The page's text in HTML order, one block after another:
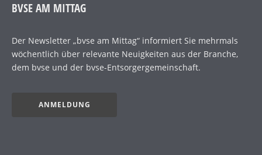
BVSE AM MITTAG
Der Newsletter „bvse am Mittag“ informiert Sie mehrmals
wöchentlich über relevante Neuigkeiten aus der Branche,
dem bvse und der bvse-Entsorgergemeinschaft.
ANMELDUNG